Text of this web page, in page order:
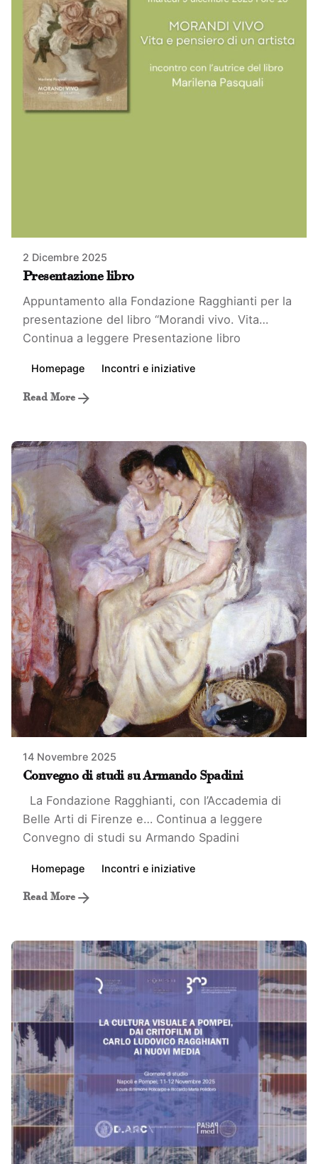
2 Dicembre 2025
Presentazione libro
Appuntamento alla Fondazione Ragghianti per la
presentazione del libro “Morandi vivo. Vita…
Continua a leggere Presentazione libro
Homepage Incontri e iniziative
Read More
14 Novembre 2025
Convegno di studi su Armando Spadini
La Fondazione Ragghianti, con l’Accademia di
Belle Arti di Firenze e… Continua a leggere
Convegno di studi su Armando Spadini
Homepage Incontri e iniziative
Read More